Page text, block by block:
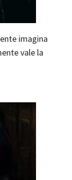
imagina
vale la